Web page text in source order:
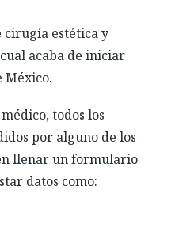
cirugía estética y
acaba de iniciar
México.
todos los
por alguno de los
llenar un formulario
datos como: